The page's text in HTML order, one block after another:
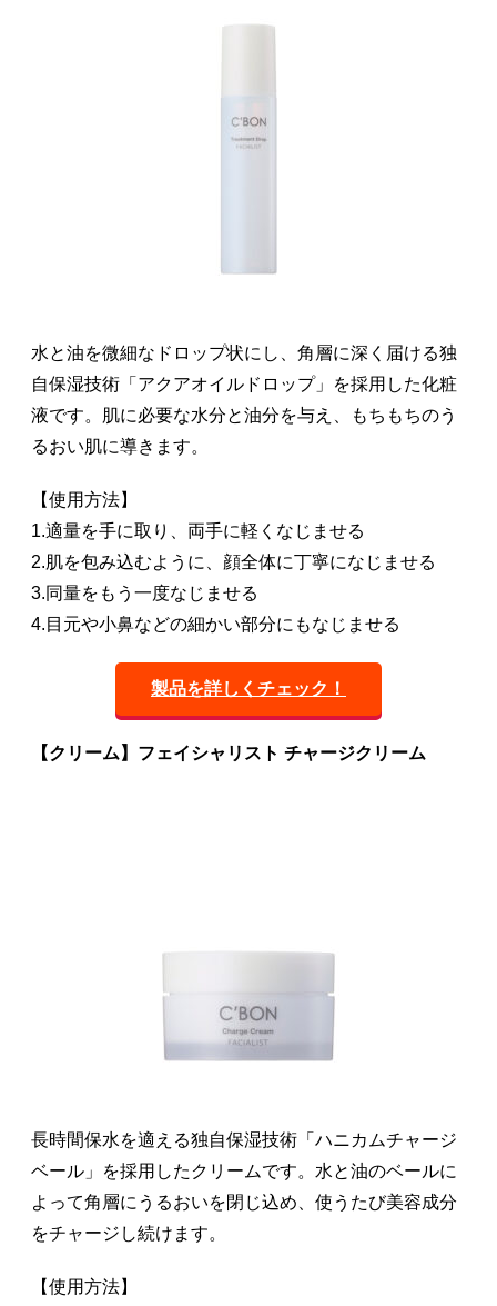
水と油を微細なドロップ状にし、角層に深く届ける独
自保湿技術「アクアオイルドロップ」を採用した化粧
液です。肌に必要な水分と油分を与え、もちもちのう
るおい肌に導きます。
【使用方法】
1.適量を手に取り、両手に軽くなじませる
2.肌を包み込むように、顔全体に丁寧になじませる
3.同量をもう一度なじませる
4.目元や小鼻などの細かい部分にもなじませる
製品を詳しくチェック！
【クリーム】フェイシャリスト チャージクリーム
長時間保水を適える独自保湿技術「ハニカムチャージ
ベール」を採用したクリームです。水と油のベールに
よって角層にうるおいを閉じ込め、使うたび美容成分
をチャージし続けます。
【使用方法】